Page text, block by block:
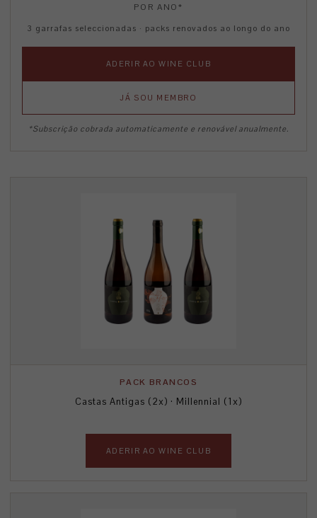
POR ANO*
3 garrafas seleccionadas · packs renovados ao longo do ano
ADERIR AO WINE CLUB
JÁ SOU MEMBRO
*Subscrição cobrada automaticamente e renovável anualmente.
PACK BRANCOS
Castas Antigas (2x) · Millennial (1x)
ADERIR AO WINE CLUB